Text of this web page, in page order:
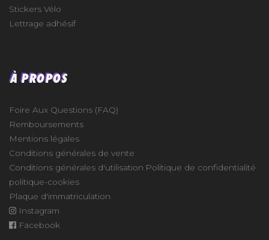
Stickers Vélo
Lettrage adhésif
À PROPOS
Foire Aux Questions (FAQ)
Remboursements
Mentions légales
Conditions générales de vente
Conditions générales d'utilisation Politique de confidentialité
politique-cookies
Plaque d'immatriculation
Instagram
Facebook